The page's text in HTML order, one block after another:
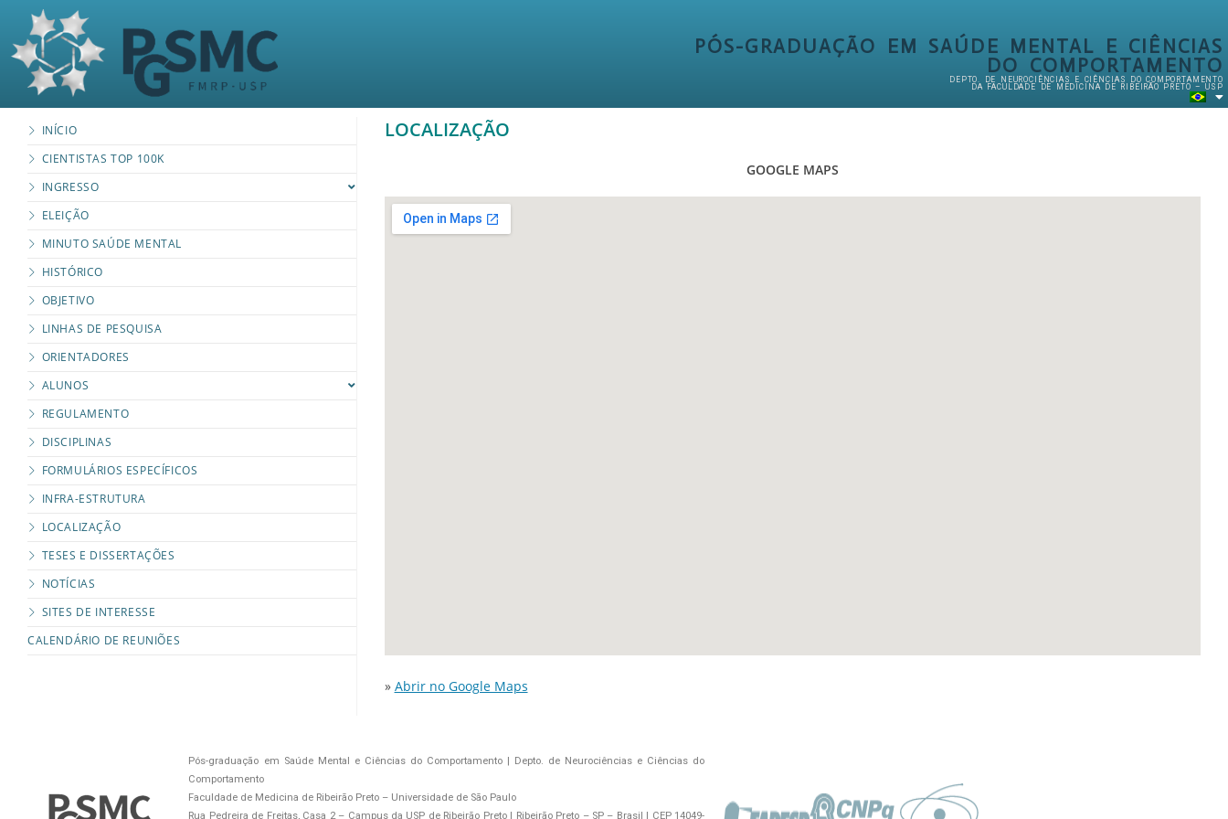
PÓS-GRADUAÇÃO EM SAÚDE MENTAL E CIÊNCIAS
DO COMPORTAMENTO
DEPTO. DE NEUROCIÊNCIAS E CIÊNCIAS DO COMPORTAMENTO
DA FACULDADE DE MEDICINA DE RIBEIRÃO PRETO – USP
INÍCIO
CIENTISTAS TOP 100K
INGRESSO
ELEIÇÃO
MINUTO SAÚDE MENTAL
HISTÓRICO
OBJETIVO
LINHAS DE PESQUISA
ORIENTADORES
ALUNOS
REGULAMENTO
DISCIPLINAS
FORMULÁRIOS ESPECÍFICOS
INFRA-ESTRUTURA
LOCALIZAÇÃO
TESES E DISSERTAÇÕES
NOTÍCIAS
SITES DE INTERESSE
CALENDÁRIO DE REUNIÕES
LOCALIZAÇÃO
GOOGLE MAPS
» Abrir no Google Maps
Pós-graduação em Saúde Mental e Ciências do Comportamento | Depto. de Neurociências e Ciências do
Comportamento
Faculdade de Medicina de Ribeirão Preto – Universidade de São Paulo
Rua Pedreira de Freitas, Casa 2 – Campus da USP de Ribeirão Preto | Ribeirão Preto – SP – Brasil | CEP 14049-